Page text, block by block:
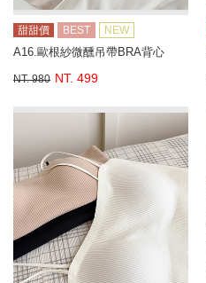
甜甜價 BEST NEW
A16.歐根紗微醺吊帶BRA背心
NT. 980 NT. 499